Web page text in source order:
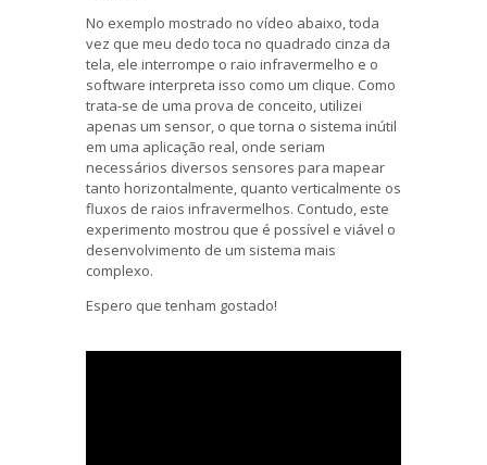
No exemplo mostrado no vídeo abaixo, toda
vez que meu dedo toca no quadrado cinza da
tela, ele interrompe o raio infravermelho e o
software interpreta isso como um clique. Como
trata-se de uma prova de conceito, utilizei
apenas um sensor, o que torna o sistema inútil
em uma aplicação real, onde seriam
necessários diversos sensores para mapear
tanto horizontalmente, quanto verticalmente os
fluxos de raios infravermelhos. Contudo, este
experimento mostrou que é possível e viável o
desenvolvimento de um sistema mais
complexo.
Espero que tenham gostado!